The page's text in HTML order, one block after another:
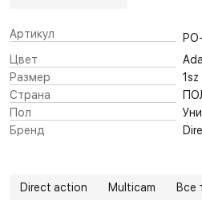
Артикул
Цвет
Размер
1sz
Страна
Пол
Бренд
Direct action Multicam Все